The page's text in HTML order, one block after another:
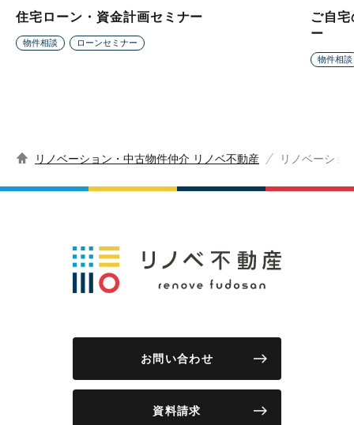
住宅ローン・資金計画セミナー
物件相談 ローンセミナー
ご自
ー
物件相談
リノベーション・中古物件仲介 リノベ不動産 リノベーショ
お問い合わせ
資料請求